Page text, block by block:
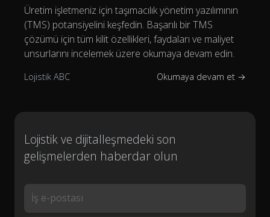
Üretim işletmeniz için taşımacılık yönetim yazılımının
(TMS) potansiyelini keşfedin. Başarılı bir TMS
çözümü için tüm kilit özellikleri, faydaları ve maliyet
unsurlarını incelemek üzere okumaya devam edin.
Lojistik ABC Okumaya devam et →
Lojistik ve dijitalleşmedeki son
gelişmelerden haberdar olun
İş e-postası